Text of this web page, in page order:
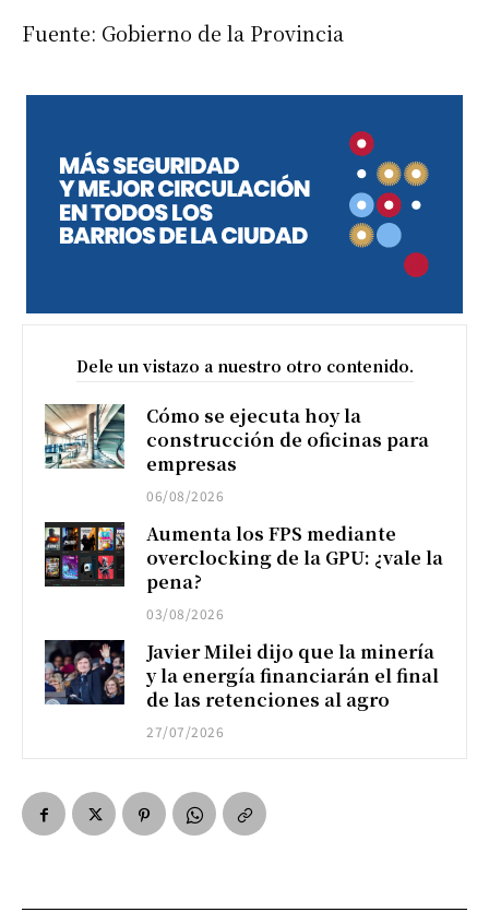
Fuente: Gobierno de la Provincia
Dele un vistazo a nuestro otro contenido.
Cómo se ejecuta hoy la
construcción de oficinas para
empresas
06/08/2026
Aumenta los FPS mediante
overclocking de la GPU: ¿vale la
pena?
03/08/2026
Javier Milei dijo que la minería
y la energía financiarán el final
de las retenciones al agro
27/07/2026